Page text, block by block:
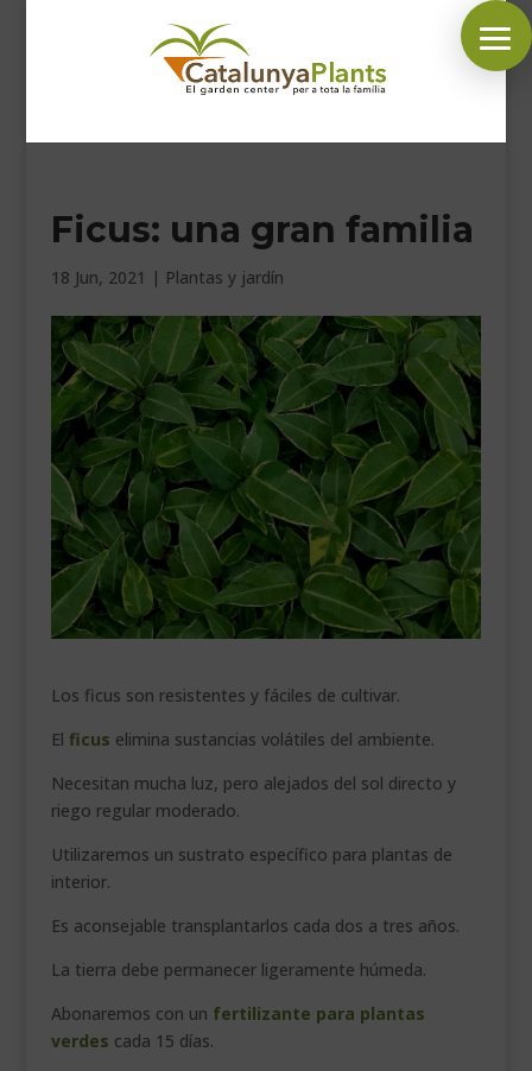
SÍGUENOS EN:
INICIO
MASCOTAS
DECORACIÓN
HORARIO GARDEN
CONTACTAR
BLOG
___________________________
VEURE EN CATALÀ
Ficus: una gran familia
18 Jun, 2021 | Plantas y jardín
Los ficus son resistentes y fáciles de cultivar.
El ficus elimina sustancias volátiles del ambiente.
Necesitan mucha luz, pero alejados del sol directo y
riego regular moderado.
Utilizaremos un sustrato específico para plantas de
interior.
Es aconsejable transplantarlos cada dos a tres años.
La tierra debe permanecer ligeramente húmeda.
Abonaremos con un fertilizante para plantas
verdes cada 15 días.